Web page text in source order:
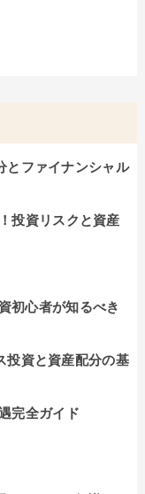
とファイナンシャル
投資リスクと資産
初心者が知るべき
投資と資産配分の基
完全ガイド